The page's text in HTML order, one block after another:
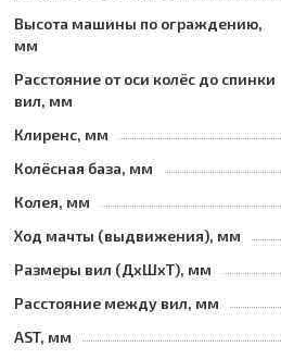
Высота машины по ограждению,
мм
Расстояние от оси колёс до спинки
вил, мм
Клиренс, мм
Колёсная база, мм
Колея, мм
Ход мачты (выдвижения), мм
Размеры вил (ДхШхТ), мм
Расстояние между вил, мм
AST, мм